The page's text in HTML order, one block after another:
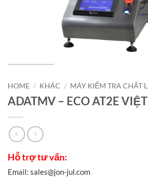
HOME / KHÁC / MÁY KIỂM TRA CHẤT
ADATMV – ECO AT2E